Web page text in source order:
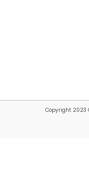
Copyright 2023